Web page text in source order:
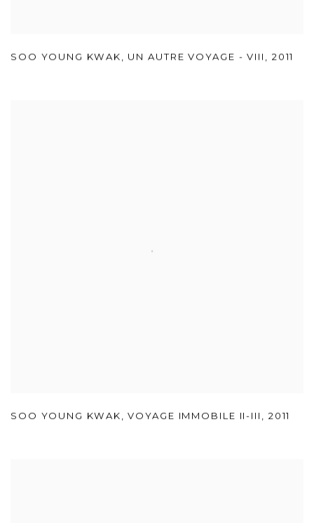
SOO YOUNG KWAK, UN AUTRE VOYAGE - VIII , 2011
SOO YOUNG KWAK,VOYAGE IMMOBILE II-III , 2011